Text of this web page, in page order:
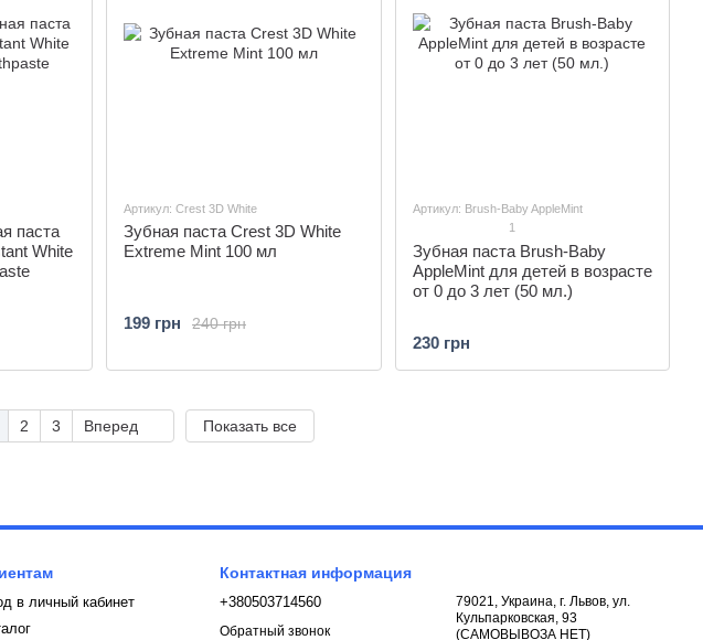
паста
White
Артикул: Crest 3D White
Зубная паста Crest 3D White
Extreme Mint 100 мл
240 грн
199 грн
Артикул: Brush-Baby AppleMint
1
Зубная паста Brush-Baby
AppleMint для детей в возрасте
от 0 до 3 лет (50 мл.)
230 грн
2 3 Вперед Показать все
в личный кабинет
Контактная информация
+380503714560
Обратный звонок
79021, Украина, г. Львов, ул.
Кульпарковская, 93
(САМОВЫВОЗА НЕТ)